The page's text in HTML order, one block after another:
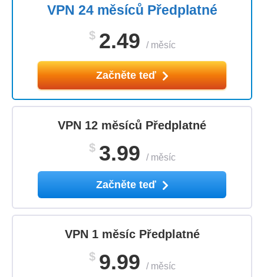
VPN 24 měsíců Předplatné
$ 2.49 / měsíc
Začněte teď
VPN 12 měsíců Předplatné
$ 3.99 / měsíc
Začněte teď
VPN 1 měsíc Předplatné
$ 9.99 / měsíc